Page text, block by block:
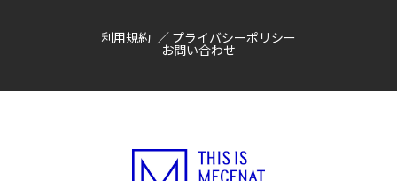
利用規約 プライバシーポリシー
お問い合わせ